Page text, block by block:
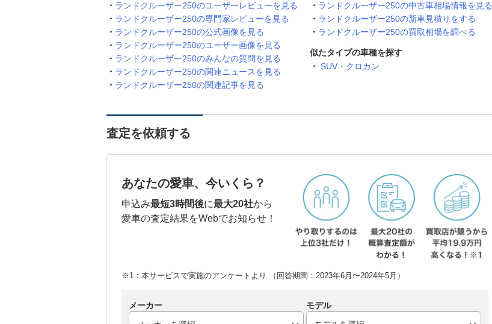
ランドクルーザー250のユーザーレビューを見る
ランドクルーザー250の専門家レビューを見る
ランドクルーザー250の公式画像を見る
ランドクルーザー250のユーザー画像を見る
ランドクルーザー250のみんなの質問を見る
ランドクルーザー250の関連ニュースを見る
ランドクルーザー250の関連記事を見る
ランドクルーザー250の中古車相場情報を見る
ランドクルーザー250の新車見積りをする
ランドクルーザー250の買取相場を調べる
似たタイプの車種を探す
SUV・クロカン
査定を依頼する
あなたの愛車、今いくら？
申込み最短3時間後に最大20社から
愛車の査定結果をWebでお知らせ！
※1：本サービスで実施のアンケートより （回答期間：2023年6月〜2024年5月）
メーカー モデル